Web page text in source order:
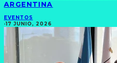
ARGENTINA
EVENTOS
·17 JUNIO, 2026